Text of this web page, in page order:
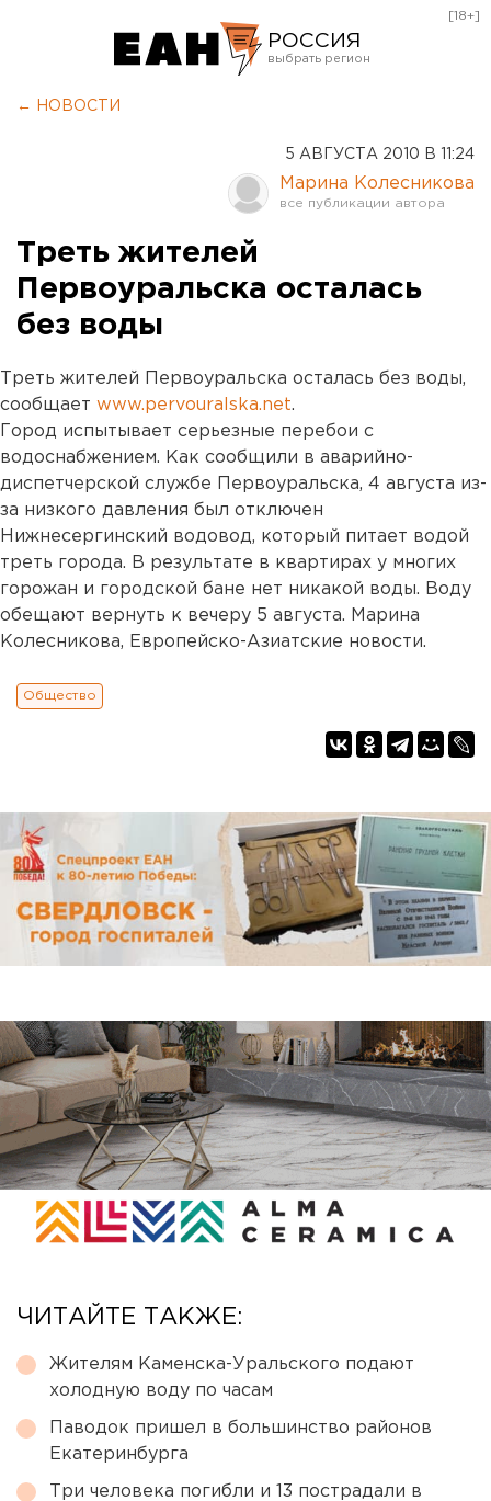
РОССИЯ
Оренбург
[18+]
← НОВОСТИ
5 АВГУСТА 2010 В 11:24
Марина Колесникова
Треть жителей
Первоуральска осталась
без воды
Треть жителей Первоуральска осталась без воды,
сообщает www.pervouralska.net.
Город испытывает серьезные перебои с
водоснабжением. Как сообщили в аварийно-
диспетчерской службе Первоуральска, 4 августа из-
за низкого давления был отключен
Нижнесергинский водовод, который питает водой
треть города. В результате в квартирах у многих
горожан и городской бане нет никакой воды. Воду
обещают вернуть к вечеру 5 августа. Марина
Колесникова, Европейско-Азиатские новости.
Общество
ЧИТАЙТЕ ТАКЖЕ:
Жителям Каменска-Уральского подают
холодную воду по часам
Паводок пришел в большинство районов
Екатеринбурга
Три человека погибли и 13 пострадали в